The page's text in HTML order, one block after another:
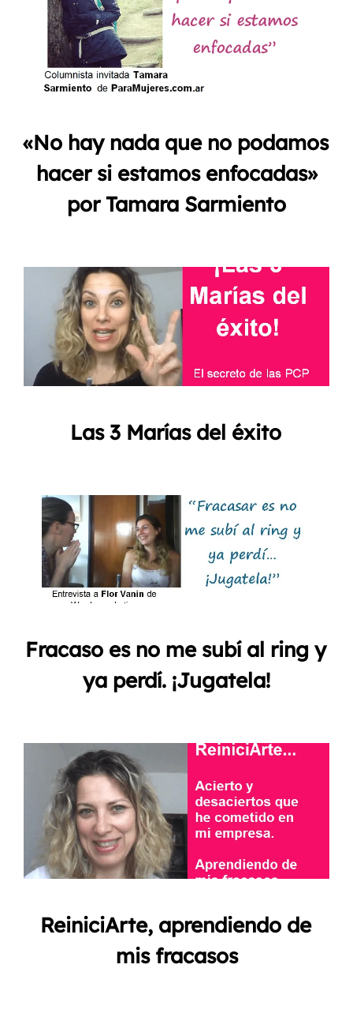
«No hay nada que no podamos
hacer si estamos enfocadas»
por Tamara Sarmiento
Las 3 Marías del éxito
Fracaso es no me subí al ring y
ya perdí. ¡Jugatela!
ReiniciArte, aprendiendo de
mis fracasos